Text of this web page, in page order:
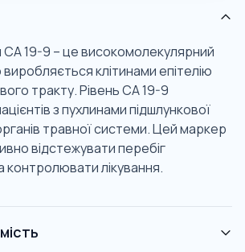
СА 19-9 – це високомолекулярний
клітинами епітелію
тракту. Рівень СА 19-9
з пухлинами підшлункової
травної системи. Цей маркер
відстежувати перебіг
лікування.